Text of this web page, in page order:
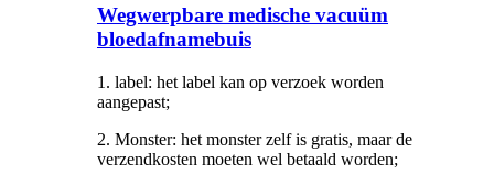
Wegwerpbare medische vacuüm
bloedafnamebuis
1. label: het label kan op verzoek worden
aangepast;
2. Monster: het monster zelf is gratis, maar de
verzendkosten moeten wel betaald worden;